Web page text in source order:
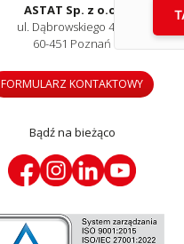
ASTAT Sp. z o.o.
ul. Dąbrowskiego 441
60-451 Poznań
FORMULARZ KONTAKTOWY
Bądź na bieżąco